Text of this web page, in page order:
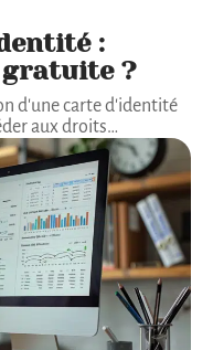
:
?
d'une carte d'identité
aux droits…